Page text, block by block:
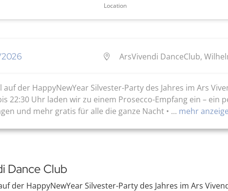
Location
ArsVivendi DanceClub,
der HappyNewYear Silvester-Party des Jahres im Ars
22:30 Uhr laden wir zu einem Prosecco-Empfang ein – ein
und mehr gratis für alle die ganze Nacht • ... mehr
Dance Club
der HappyNewYear Silvester-Party des Jahres im Ars